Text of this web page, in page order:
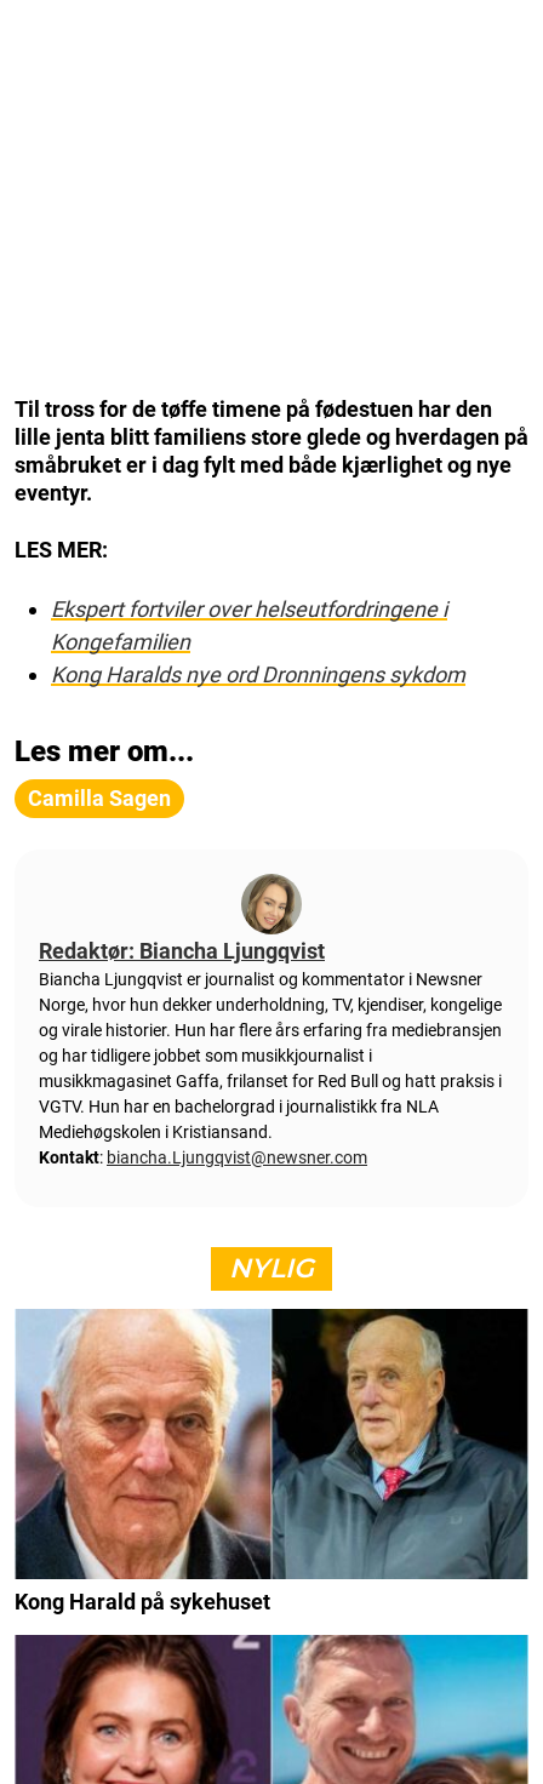
Til tross for de tøffe timene på fødestuen har den
lille jenta blitt familiens store glede og hverdagen på
småbruket er i dag fylt med både kjærlighet og nye
eventyr.
LES MER:
Ekspert fortviler over helseutfordringene i
Kongefamilien
Kong Haralds nye ord Dronningens sykdom
Les mer om...
Camilla Sagen
Redaktør: Biancha Ljungqvist
Biancha Ljungqvist er journalist og kommentator i Newsner
Norge, hvor hun dekker underholdning, TV, kjendiser, kongelige
og virale historier. Hun har flere års erfaring fra mediebransjen
og har tidligere jobbet som musikkjournalist i
musikkmagasinet Gaffa, frilanset for Red Bull og hatt praksis i
VGTV. Hun har en bachelorgrad i journalistikk fra NLA
Mediehøgskolen i Kristiansand.
Kontakt: biancha.Ljungqvist@newsner.com
NYLIG
Kong Harald på sykehuset